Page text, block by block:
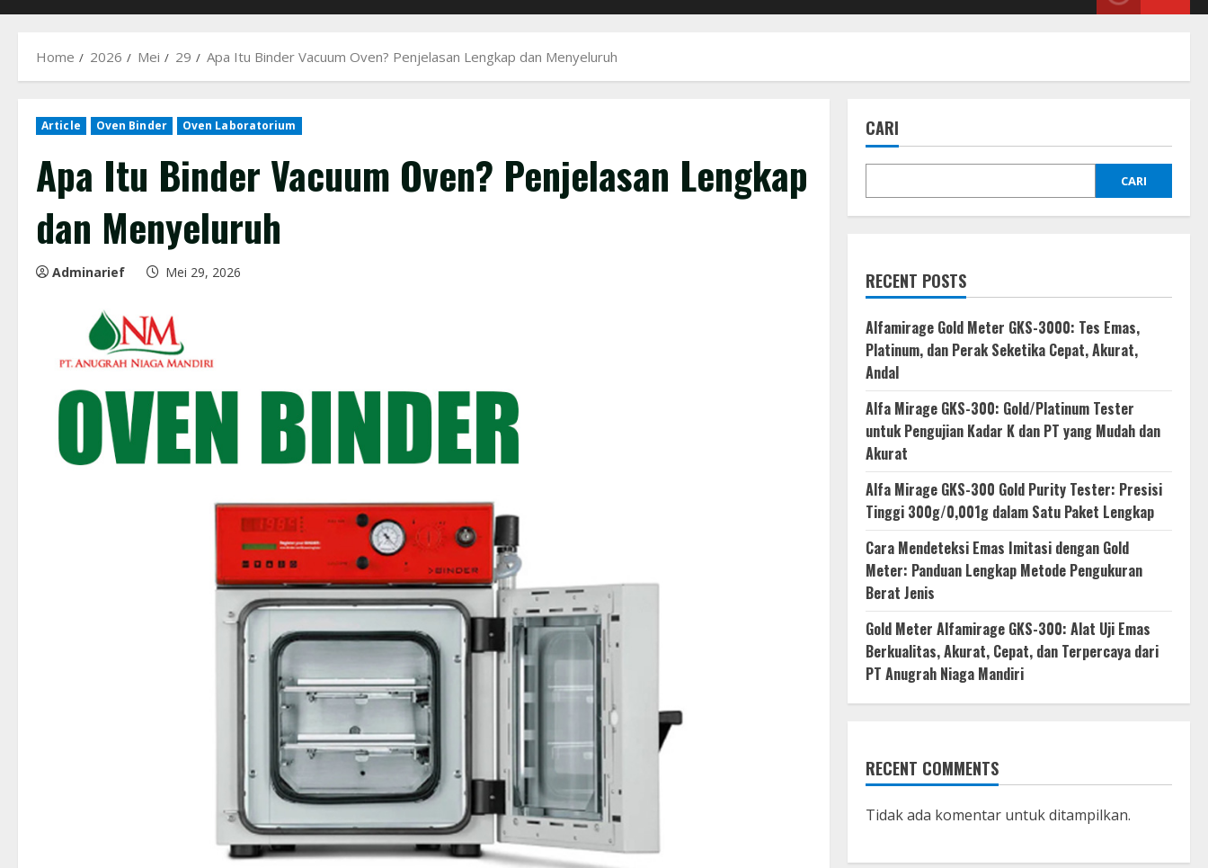
Home 2026 Mei 29 Apa Itu Binder Vacuum Oven? Penjelasan Lengkap dan Menyeluruh
Article Oven Binder Oven Laboratorium
Apa Itu Binder Vacuum Oven? Penjelasan Lengkap
dan Menyeluruh
Adminarief Mei 29, 2026
CARI
CARI
RECENT POSTS
Alfamirage Gold Meter GKS-3000: Tes Emas,
Platinum, dan Perak Seketika Cepat, Akurat,
Andal
Alfa Mirage GKS-300: Gold/Platinum Tester
untuk Pengujian Kadar K dan PT yang Mudah dan
Akurat
Alfa Mirage GKS-300 Gold Purity Tester: Presisi
Tinggi 300g/0,001g dalam Satu Paket Lengkap
Cara Mendeteksi Emas Imitasi dengan Gold
Meter: Panduan Lengkap Metode Pengukuran
Berat Jenis
Gold Meter Alfamirage GKS-300: Alat Uji Emas
Berkualitas, Akurat, Cepat, dan Terpercaya dari
PT Anugrah Niaga Mandiri
RECENT COMMENTS
Tidak ada komentar untuk ditampilkan.